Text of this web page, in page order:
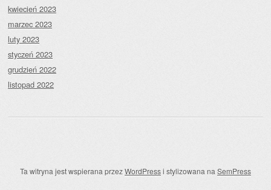
kwiecień 2023
marzec 2023
luty 2023
styczeń 2023
grudzień 2022
listopad 2022
Ta witryna jest wspierana przezWordPressi stylizowana na SemPress